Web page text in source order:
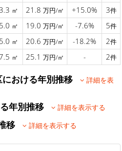
㎡ 21.8 万円/㎡ +15.0% 3件
㎡ 19.0 万円/㎡ -7.6% 5件
㎡ 20.6 万円/㎡ -18.2% 2件
㎡ 25.1 万円/㎡ - 2件
における年別推移
詳細を表
る年別推移 詳細を表示する
推移 詳細を表示する